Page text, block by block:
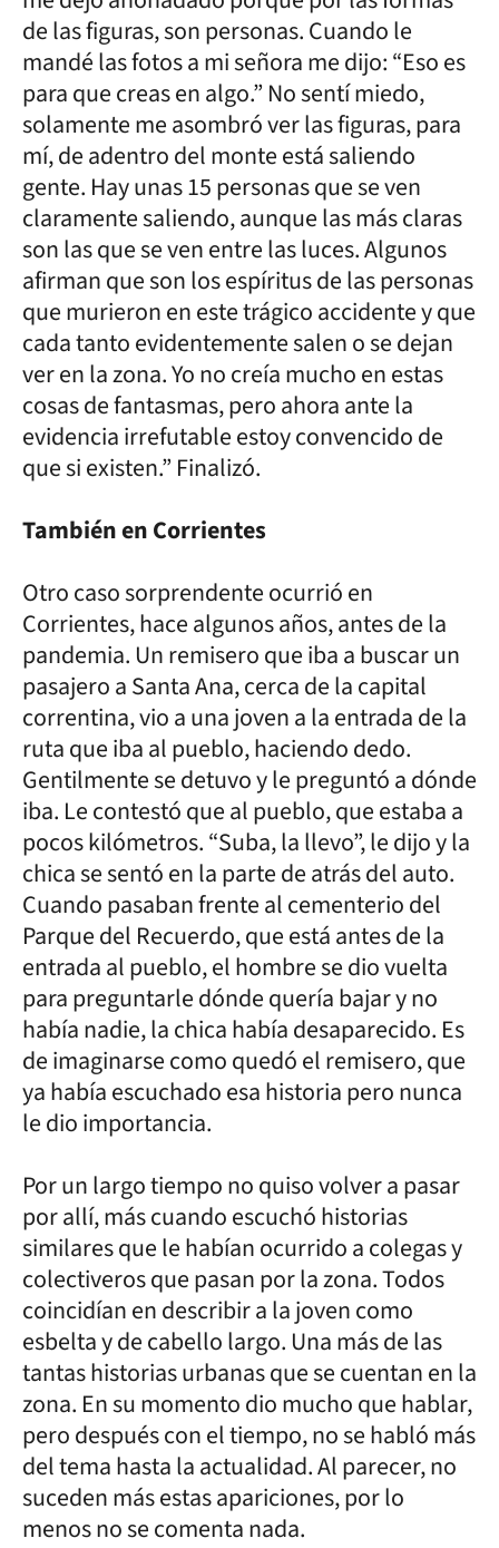
de las figuras, son personas. Cuando le
mandé las fotos a mi señora me dijo: “Eso es
para que creas en algo.” No sentí miedo,
solamente me asombró ver las figuras, para
mí, de adentro del monte está saliendo
gente. Hay unas 15 personas que se ven
claramente saliendo, aunque las más claras
son las que se ven entre las luces. Algunos
afirman que son los espíritus de las personas
que murieron en este trágico accidente y que
cada tanto evidentemente salen o se dejan
ver en la zona. Yo no creía mucho en estas
cosas de fantasmas, pero ahora ante la
evidencia irrefutable estoy convencido de
que si existen.” Finalizó.
También en Corrientes
Otro caso sorprendente ocurrió en
Corrientes, hace algunos años, antes de la
pandemia. Un remisero que iba a buscar un
pasajero a Santa Ana, cerca de la capital
correntina, vio a una joven a la entrada de la
ruta que iba al pueblo, haciendo dedo.
Gentilmente se detuvo y le preguntó a dónde
iba. Le contestó que al pueblo, que estaba a
pocos kilómetros. “Suba, la llevo”, le dijo y la
chica se sentó en la parte de atrás del auto.
Cuando pasaban frente al cementerio del
Parque del Recuerdo, que está antes de la
entrada al pueblo, el hombre se dio vuelta
para preguntarle dónde quería bajar y no
había nadie, la chica había desaparecido. Es
de imaginarse como quedó el remisero, que
ya había escuchado esa historia pero nunca
le dio importancia.
Por un largo tiempo no quiso volver a pasar
por allí, más cuando escuchó historias
similares que le habían ocurrido a colegas y
colectiveros que pasan por la zona. Todos
coincidían en describir a la joven como
esbelta y de cabello largo. Una más de las
tantas historias urbanas que se cuentan en la
zona. En su momento dio mucho que hablar,
pero después con el tiempo, no se habló más
del tema hasta la actualidad. Al parecer, no
suceden más estas apariciones, por lo
menos no se comenta nada.